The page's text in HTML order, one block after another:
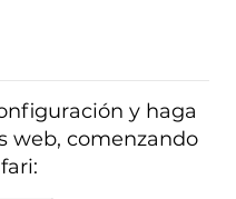
y haga
web, comenzando